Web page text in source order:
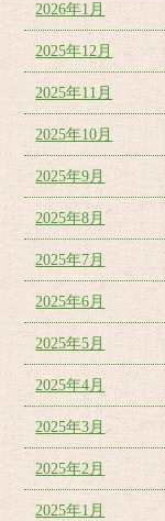
2026年1月
2025年12月
2025年11月
2025年10月
2025年9月
2025年8月
2025年7月
2025年6月
2025年5月
2025年4月
2025年3月
2025年2月
2025年1月